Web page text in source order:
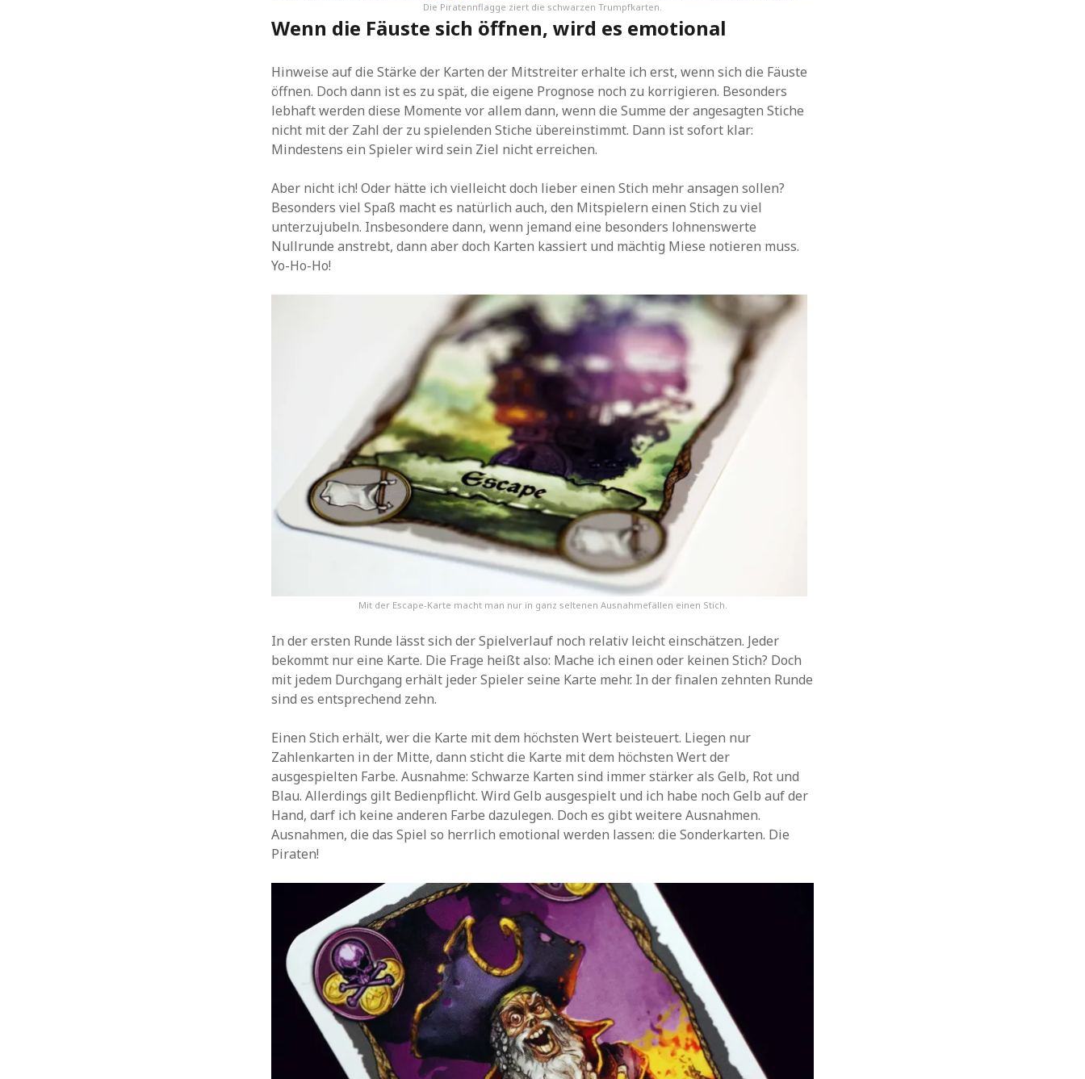
Die Piratennflagge ziert die schwarzen Trumpfkarten.
Wenn die Fäuste sich öffnen, wird es emotional
Hinweise auf die Stärke der Karten der Mitstreiter erhalte ich erst, wenn sich die Fäuste
öffnen. Doch dann ist es zu spät, die eigene Prognose noch zu korrigieren. Besonders
lebhaft werden diese Momente vor allem dann, wenn die Summe der angesagten Stiche
nicht mit der Zahl der zu spielenden Stiche übereinstimmt. Dann ist sofort klar:
Mindestens ein Spieler wird sein Ziel nicht erreichen.
Aber nicht ich! Oder hätte ich vielleicht doch lieber einen Stich mehr ansagen sollen?
Besonders viel Spaß macht es natürlich auch, den Mitspielern einen Stich zu viel
unterzujubeln. Insbesondere dann, wenn jemand eine besonders lohnenswerte
Nullrunde anstrebt, dann aber doch Karten kassiert und mächtig Miese notieren muss.
Yo-Ho-Ho!
Mit der Escape-Karte macht man nur in ganz seltenen Ausnahmefällen einen Stich.
In der ersten Runde lässt sich der Spielverlauf noch relativ leicht einschätzen. Jeder
bekommt nur eine Karte. Die Frage heißt also: Mache ich einen oder keinen Stich? Doch
mit jedem Durchgang erhält jeder Spieler seine Karte mehr. In der finalen zehnten Runde
sind es entsprechend zehn.
Einen Stich erhält, wer die Karte mit dem höchsten Wert beisteuert. Liegen nur
Zahlenkarten in der Mitte, dann sticht die Karte mit dem höchsten Wert der
ausgespielten Farbe. Ausnahme: Schwarze Karten sind immer stärker als Gelb, Rot und
Blau. Allerdings gilt Bedienpflicht. Wird Gelb ausgespielt und ich habe noch Gelb auf der
Hand, darf ich keine anderen Farbe dazulegen. Doch es gibt weitere Ausnahmen.
Ausnahmen, die das Spiel so herrlich emotional werden lassen: die Sonderkarten. Die
Piraten!